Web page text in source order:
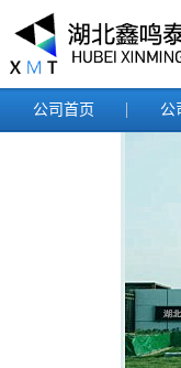
公司首页 公